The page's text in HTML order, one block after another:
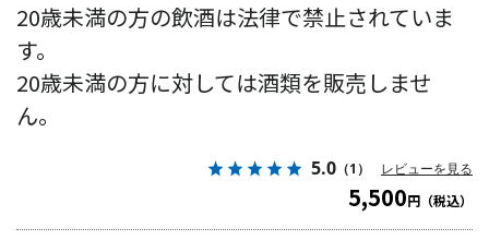
20歳未満の方の飲酒は法律で禁止されていま
す。
20歳未満の方に対しては酒類を販売しませ
ん。
5.0 （1） レビューを見る
5,500円（税込）